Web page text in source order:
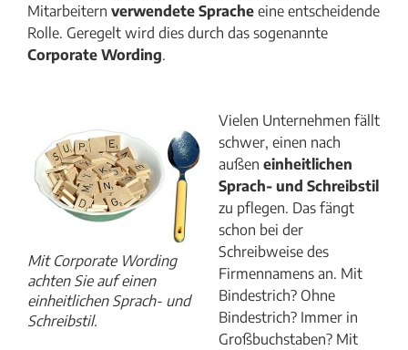
Mitarbeitern verwendete Sprache eine entscheidende
Rolle. Geregelt wird dies durch das sogenannte
Corporate Wording.
Mit Corporate Wording
achten Sie auf einen
einheitlichen Sprach- und
Schreibstil.
Vielen Unternehmen fällt
schwer, einen nach
außen einheitlichen
Sprach- und Schreibstil
zu pflegen. Das fängt
schon bei der
Schreibweise des
Firmennamens an. Mit
Bindestrich? Ohne
Bindestrich? Immer in
Großbuchstaben? Mit